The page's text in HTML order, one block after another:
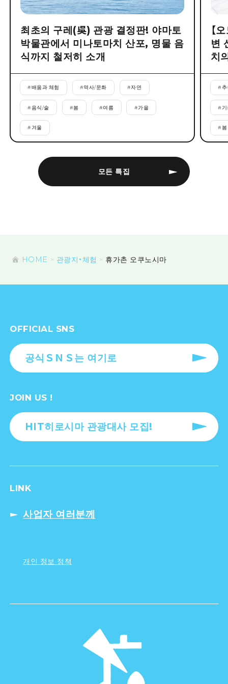
모든 특집
최초의 구레(吳) 관광 결정판! 야마토
박물관에서 미나토마치 산포, 명물 음
식까지 철저히 소개
#배움과 체험 #역사/문화 #자연
#음식/술 #봄 #여름 #가을
# 겨울
【
변
치
#
#
#봄
HOME 관광지・체험 휴가촌 오쿠노시마
OFFICIAL SNS
공식ＳＮＳ는 여기로
JOIN US !
HIT히로시마 관광대사 모집!
LINK
사업자 여러분께
개인 정보 정책